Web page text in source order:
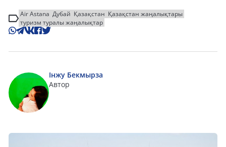
Air Astana Дубай Қазақстан Қазақстан жаңалықтары
туризм туралы жаңалықтар
Інжу Бекмырза
Автор